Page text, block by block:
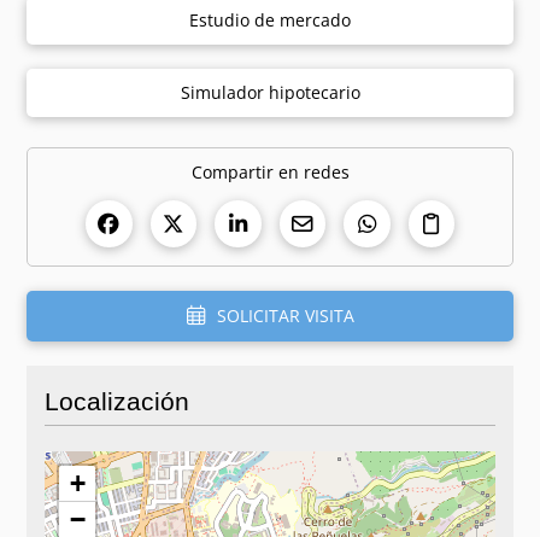
Estudio de mercado
Simulador hipotecario
Compartir en redes
SOLICITAR VISITA
Localización
+
−